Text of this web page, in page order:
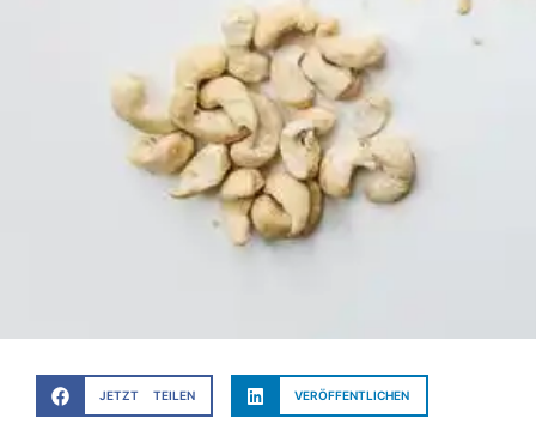
JETZT TEILEN VERÖFFENTLICHEN